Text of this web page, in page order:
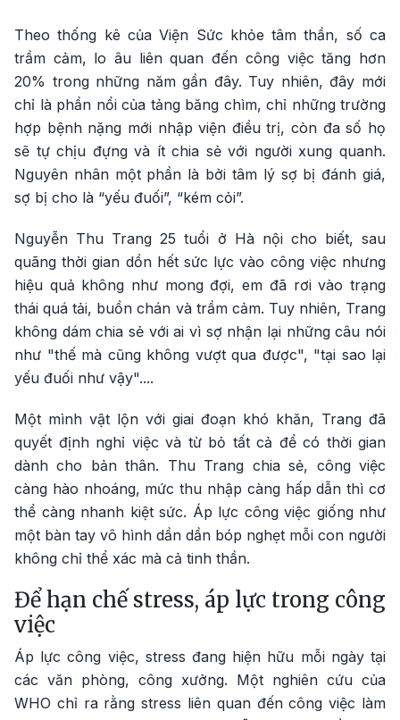
Theo thống kê của Viện Sức khỏe tâm thần, số ca
trầm cảm, lo âu liên quan đến công việc tăng hơn
20% trong những năm gần đây. Tuy nhiên, đây mới
chỉ là phần nổi của tảng băng chìm, chỉ những trường
hợp bệnh nặng mới nhập viện điều trị, còn đa số họ
sẽ tự chịu đựng và ít chia sẻ với người xung quanh.
Nguyên nhân một phần là bởi tâm lý sợ bị đánh giá,
sợ bị cho là “yếu đuối”, “kém cỏi”.
Nguyễn Thu Trang 25 tuổi ở Hà nội cho biết, sau
quãng thời gian dồn hết sức lực vào công việc nhưng
hiệu quả không như mong đợi, em đã rơi vào trạng
thái quá tải, buồn chán và trầm cảm. Tuy nhiên, Trang
không dám chia sẻ với ai vì sợ nhận lại những câu nói
như "thế mà cũng không vượt qua được", "tại sao lại
yếu đuối như vậy"....
Một mình vật lộn với giai đoạn khó khăn, Trang đã
quyết định nghỉ việc và từ bỏ tất cả để có thời gian
dành cho bản thân. Thu Trang chia sẻ, công việc
càng hào nhoáng, mức thu nhập càng hấp dẫn thì cơ
thể càng nhanh kiệt sức. Áp lực công việc giống như
một bàn tay vô hình dần dần bóp nghẹt mỗi con người
không chỉ thể xác mà cả tinh thần.
Để hạn chế stress, áp lực trong công
việc
Áp lực công việc, stress đang hiện hữu mỗi ngày tại
các văn phòng, công xưởng. Một nghiên cứu của
WHO chỉ ra rằng stress liên quan đến công việc làm